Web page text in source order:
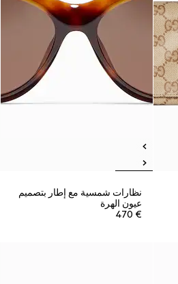
نظارات شمسية مع إطار بتصميم
عيون الهرة
€ 470